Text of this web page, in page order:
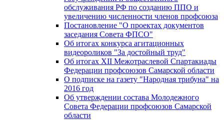
обслуживания РФ по созданию ППО и
увеличению численности членов профсоюза
Постановление "О проектах документов
заседания Совета ФПСО"
Об итогах конкурса агитационных
видеороликов "За достойный труд"
Об итогах XII Межотраслевой Спартакиады
Федерации профсоюзов Самарской области
О подписке на газету "Народная трибуна" на
2016 год
Об утверждении состава Молодежного
Совета Федерации профсоюзов Самарской
области